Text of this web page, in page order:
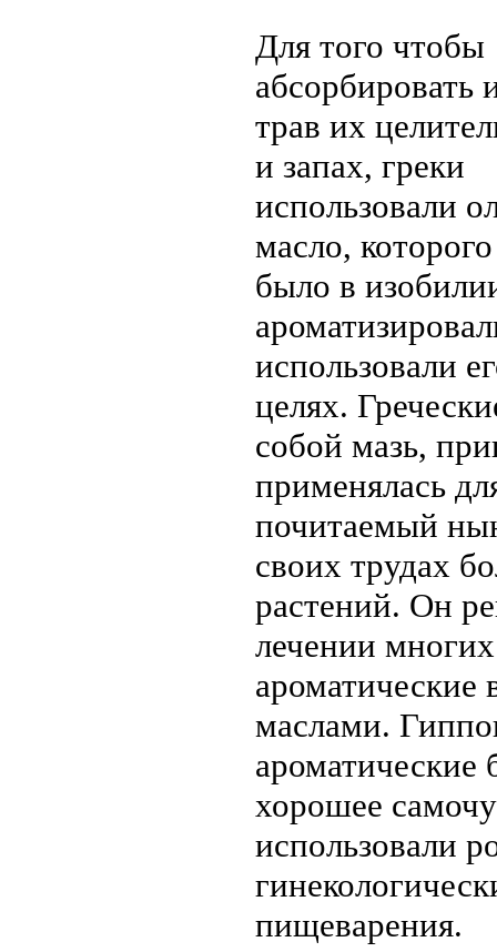
Для того чтобы
абсорбировать
трав их
и запах, греки
использовали
масло,
было в
использовали
целях.
собой мазь,
применялась
почитаемый
своих трудах
растений. Он
лечении
ароматические
маслами.
хорошее
использовали
пищеварения.